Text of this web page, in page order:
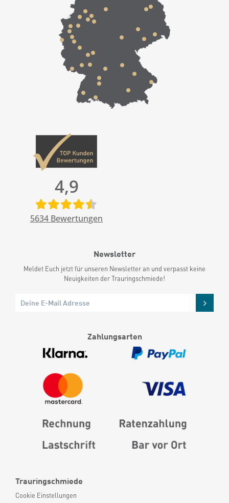
Trauringschmiede
Cookie Einstellungen
4,9
5634 Bewertungen
Newsletter
Meldet Euch jetzt für unseren Newsletter an und verpasst keine
Neuigkeiten der Trauringschmiede!
Zahlungsarten